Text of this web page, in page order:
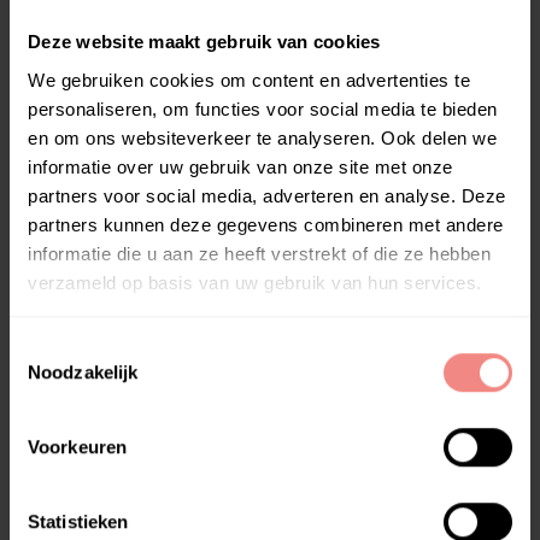
Deze website maakt gebruik van cookies
We gebruiken cookies om content en advertenties te
personaliseren, om functies voor social media te bieden
en om ons websiteverkeer te analyseren. Ook delen we
informatie over uw gebruik van onze site met onze
partners voor social media, adverteren en analyse. Deze
partners kunnen deze gegevens combineren met andere
informatie die u aan ze heeft verstrekt of die ze hebben
verzameld op basis van uw gebruik van hun services.
Noodzakelijk
Voorkeuren
Statistieken
Goliath XXL: Dit model is met zijn 157 cm lengte ideaal
ruimte willen. De extra lengte biedt voldoende ruimte
om volledig uit te strekken, wat zorgt voor een
ontspannen badervaring.
James XL: Met zijn bredere ontwerp is dit bad ideaal
voor mensen die wat meer ruimte willen tijdens het
baden. De lengte van 148 cm maakt het geschikt voor
zowel volwassenen als kinderen.
voldoende comfort voor een ontspannend bad in een
Als je op zoek bent naar een manier om te
ontspannen zonder de beperkingen van ruimte of
overwegen waard. Het biedt niet alleen gemak en